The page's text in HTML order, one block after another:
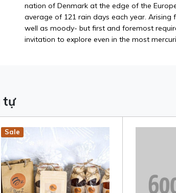
nation of Denmark at the edge of the
average of 121 rain days each year.
well as moody- but first and foremost
invitation to explore even in the most
tự
New
Sale